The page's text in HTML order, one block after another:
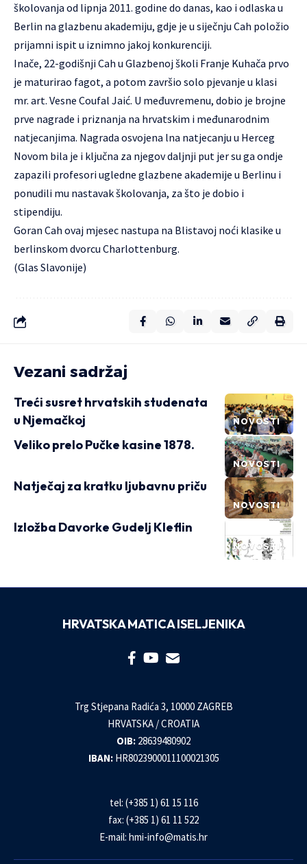
školovanja od lipnja 2011. godine do danas, kao i odlaska u
Berlin na glazbenu akademiju, gdje je u siječnju Cah položio
prijamni ispit u iznimno jakoj konkurenciji.
Inače, 22-godišnji Cah u Glazbenoj školi Franje Kuhača prvo
je maturirao fagot, a potom završio solo pjevanje u klasi
mr. art. Vesne Coufal Jaić. U međuvremenu, dobio je brojne
prve nagrade i priznanja na hrvatskim i međunarodnim
natjecanjima. Nagrada osvojena lna natjecanju u Herceg
Novom bila je i ključna za njegov daljnji put jer su ga ondje
zapazili profesori ugledne glazbene akademije u Berlinu i
ponudili mu nastavak školovanja, za što je dobio i
stipendiju.
Goran Cah ovaj mjesec nastupa na Blistavoj noći klasike u
berlinskom dvorcu Charlottenburg.
(Glas Slavonije)
Vezani sadržaj
NOVOSTI
Treći susret hrvatskih studenata
u Njemačkoj
NOVOSTI
Veliko prelo Pučke kasine 1878.
NOVOSTI
Natječaj za kratku ljubavnu priču
NOVOSTI
Izložba Davorke Gudelj Kleflin
HRVATSKA MATICA ISELJENIKA
Trg Stjepana Radića 3, 10000 ZAGREB
HRVATSKA / CROATIA
OIB: 28639480902
IBAN: HR8023900011100021305
tel: (+385 1) 61 15 116
fax: (+385 1) 61 11 522
E-mail: hmi-info@matis.hr